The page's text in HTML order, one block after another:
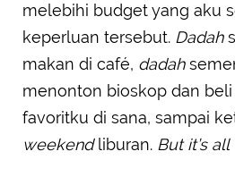
melebihi budget yang aku
keperluan tersebut. Dadah
makan di café, dadah
menonton bioskop dan beli
favoritku di sana, sampai
weekendliburan. But it’s